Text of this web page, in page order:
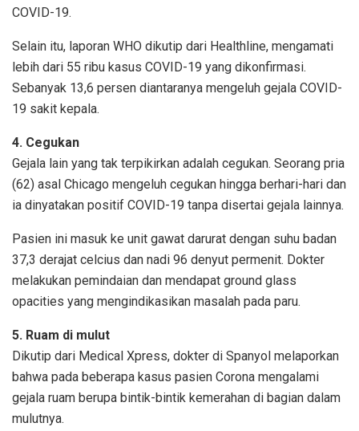
COVID-19.
Selain itu, laporan WHO dikutip dari Healthline, mengamati
lebih dari 55 ribu kasus COVID-19 yang dikonfirmasi.
Sebanyak 13,6 persen diantaranya mengeluh gejala COVID-
19 sakit kepala.
4. Cegukan
Gejala lain yang tak terpikirkan adalah cegukan. Seorang pria
(62) asal Chicago mengeluh cegukan hingga berhari-hari dan
ia dinyatakan positif COVID-19 tanpa disertai gejala lainnya.
Pasien ini masuk ke unit gawat darurat dengan suhu badan
37,3 derajat celcius dan nadi 96 denyut permenit. Dokter
melakukan pemindaian dan mendapat ground glass
opacities yang mengindikasikan masalah pada paru.
5. Ruam di mulut
Dikutip dari Medical Xpress, dokter di Spanyol melaporkan
bahwa pada beberapa kasus pasien Corona mengalami
gejala ruam berupa bintik-bintik kemerahan di bagian dalam
mulutnya.